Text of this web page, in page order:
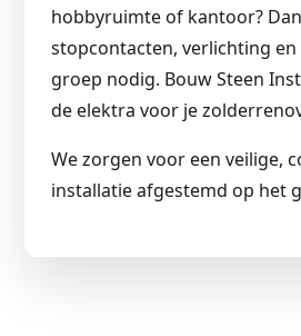
hobbyruimte of kantoor?
stopcontacten, verlichting en
groep nodig. Bouw Steen
de elektra voor je
We zorgen voor een veilige,
installatie afgestemd op het